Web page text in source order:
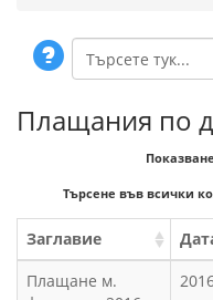
Плащания по
Търсене във всички
Заглавие
Плащане м.